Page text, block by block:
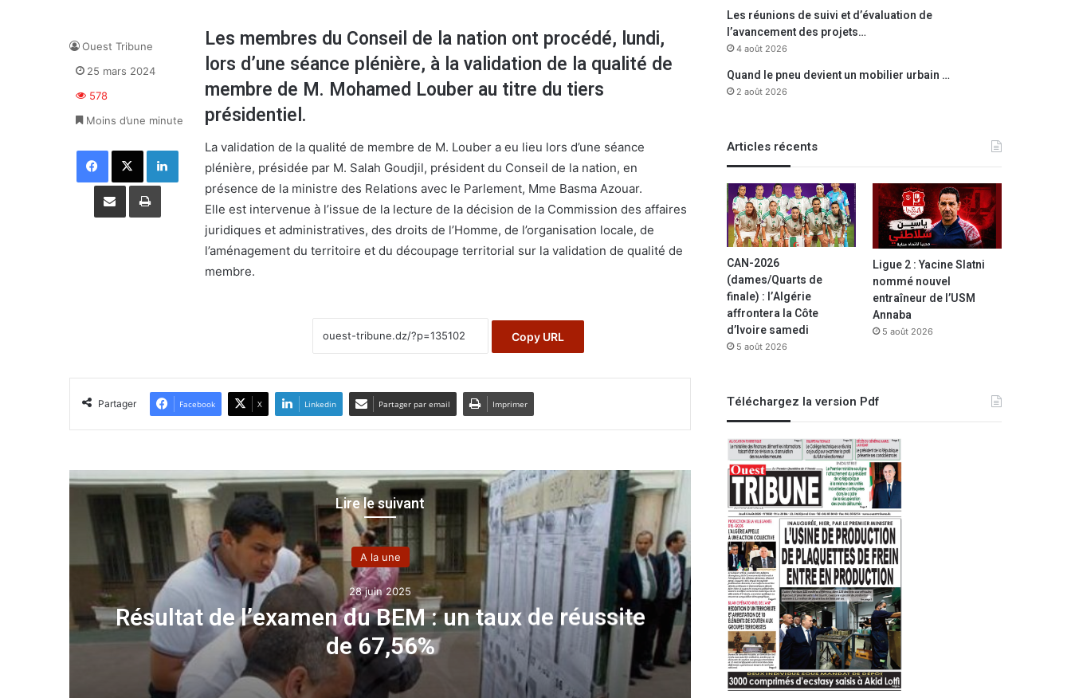
Les membres du Conseil de la nation ont procédé, lundi,
lors d’une séance plénière, à la validation de la qualité de
membre de M. Mohamed Louber au titre du tiers
présidentiel.
La validation de la qualité de membre de M. Louber a eu lieu lors d’une séance
plénière, présidée par M. Salah Goudjil, président du Conseil de la nation, en
présence de la ministre des Relations avec le Parlement, Mme Basma Azouar.
Elle est intervenue à l’issue de la lecture de la décision de la Commission des affaires
juridiques et administratives, des droits de l’Homme, de l’organisation locale, de
l’aménagement du territoire et du découpage territorial sur la validation de qualité de
membre.
Copy URL
Ouest Tribune
25 mars 2024
578
Moins d’une minute
Facebook X Linkedin
Partager par email Imprimer
Partager Facebook X Linkedin Partager par email Imprimer
Lire le suivant
du BEM : un taux de réussite
de 67,56%
A la une
1 janvier 2022
El-Bayadh:
4 morts et un blessé dans un accident de la route
à El-Bnoud
Les réunions de suivi et d’évaluation de
l’avancement des projets…
4 août 2026
Quand le pneu devient un mobilier urbain …
2 août 2026
Articles récents
CAN-2026
(dames/Quarts de
finale) : l’Algérie
affrontera la Côte
d’Ivoire samedi
5 août 2026
Ligue 2 : Yacine Slatni
nommé nouvel
entraîneur de l’USM
Annaba
5 août 2026
Téléchargez la version Pdf